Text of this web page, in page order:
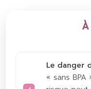
À
Le danger
« sans